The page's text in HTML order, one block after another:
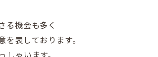
る機会も多く
表しております。
ゃいます。